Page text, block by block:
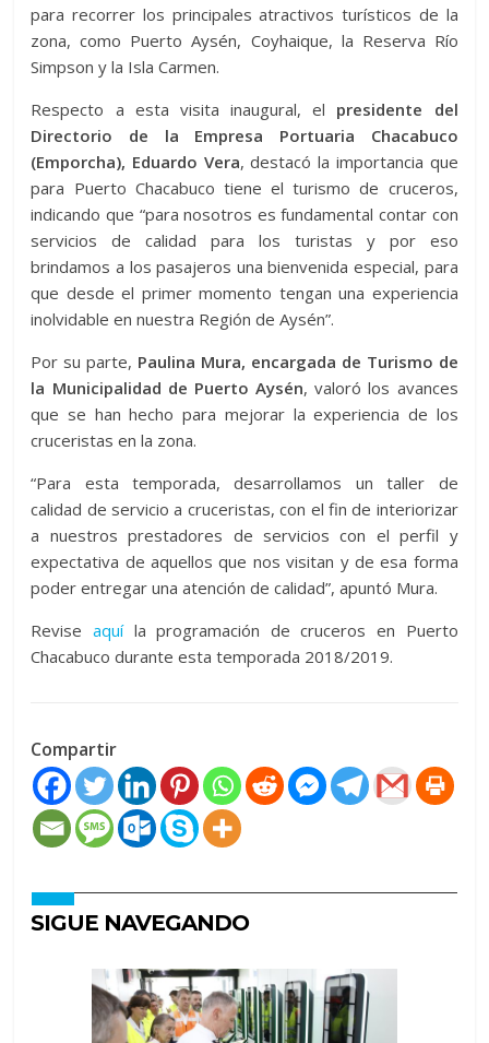
para recorrer los principales atractivos turísticos de la
zona, como Puerto Aysén, Coyhaique, la Reserva Río
Simpson y la Isla Carmen.
Respecto a esta visita inaugural, el presidente del
Directorio de la Empresa Portuaria Chacabuco
(Emporcha), Eduardo Vera, destacó la importancia que
para Puerto Chacabuco tiene el turismo de cruceros,
indicando que “para nosotros es fundamental contar con
servicios de calidad para los turistas y por eso
brindamos a los pasajeros una bienvenida especial, para
que desde el primer momento tengan una experiencia
inolvidable en nuestra Región de Aysén”.
Por su parte, Paulina Mura, encargada de Turismo de
la Municipalidad de Puerto Aysén, valoró los avances
que se han hecho para mejorar la experiencia de los
cruceristas en la zona.
“Para esta temporada, desarrollamos un taller de
calidad de servicio a cruceristas, con el fin de interiorizar
a nuestros prestadores de servicios con el perfil y
expectativa de aquellos que nos visitan y de esa forma
poder entregar una atención de calidad”, apuntó Mura.
Reviseaquíla programación de cruceros en Puerto
Chacabuco durante esta temporada 2018/2019.
Compartir
SIGUE NAVEGANDO